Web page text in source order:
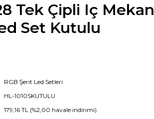
Tek Çipli Iç Mekan
Set Kutulu
RGB Şerit Led Setleri
HL-1010SKUTULU
179,16 TL (%2,00 havale indirimi)